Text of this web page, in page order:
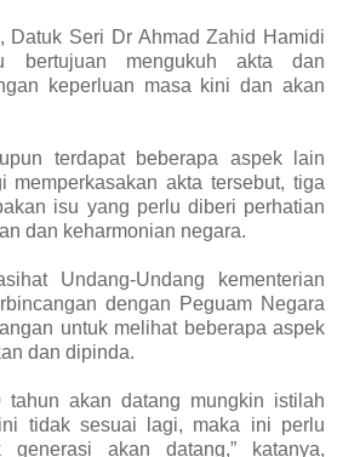
Datuk Seri Dr Ahmad Zahid Hamidi
bertujuan mengukuh akta dan
keperluan masa kini dan akan
terdapat beberapa aspek lain
memperkasakan akta tersebut, tiga
isu yang perlu diberi perhatian
dan keharmonian negara.
Undang-Undang kementerian
dengan Peguam Negara
untuk melihat beberapa aspek
dan dipinda.
tahun akan datang mungkin istilah
tidak sesuai lagi, maka ini perlu
generasi akan datang,” katanya,